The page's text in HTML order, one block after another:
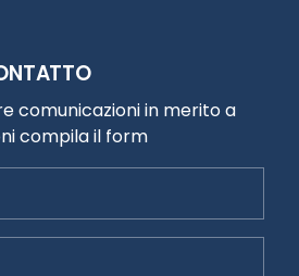
comunicazioni in merito a
compila il form